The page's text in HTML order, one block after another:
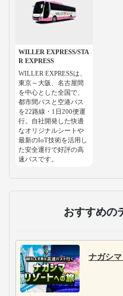
WILLER EXPRESS/STA
R EXPRESS
WILLER EXPRESSは、
東京～大阪、名古屋間
を中心とした全国で、
都市間バスと空港バス
を22路線・1日200便運
行。自社開発した快適
なオリジナルシートや
最新のIoT技術を活用し
た安全運行で好評の高
速バスです。
おすすめの
ナガシ